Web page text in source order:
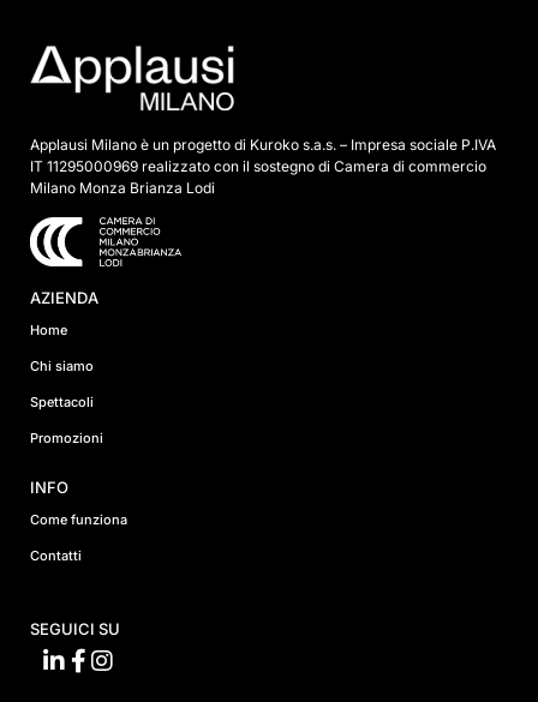
Applausi Milano è un progetto di Kuroko s.a.s. – Impresa sociale P.IVA
IT 11295000969 realizzato con il sostegno di Camera di commercio
Milano Monza Brianza Lodi
AZIENDA
Home
Chi siamo
Spettacoli
Promozioni
INFO
Come funziona
Contatti
SEGUICI SU